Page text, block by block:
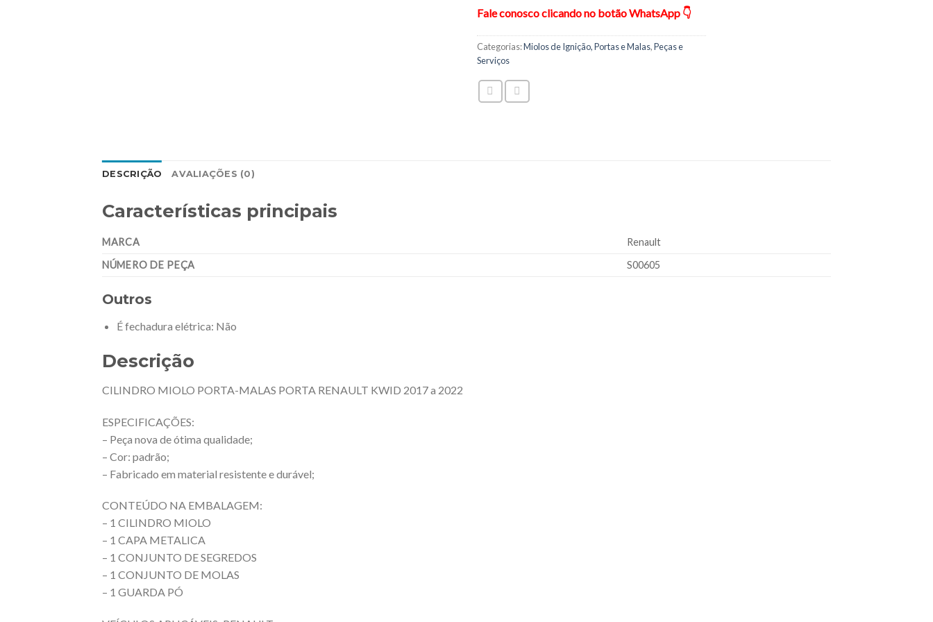
Fale conosco clicando no botão WhatsApp 👇
Categorias:Miolos de Ignição, Portas e Malas,Peças e
Serviços
DESCRIÇÃO AVALIAÇÕES (0)
Características principais
MARCA
Renault
NÚMERO DE PEÇA
S00605
Outros
É fechadura elétrica: Não
Descrição
CILINDRO MIOLO PORTA-MALAS PORTA RENAULT KWID 2017 a 2022
ESPECIFICAÇÕES:
– Peça nova de ótima qualidade;
– Cor: padrão;
– Fabricado em material resistente e durável;
CONTEÚDO NA EMBALAGEM:
– 1 CILINDRO MIOLO
– 1 CAPA METALICA
– 1 CONJUNTO DE SEGREDOS
– 1 CONJUNTO DE MOLAS
– 1 GUARDA PÓ